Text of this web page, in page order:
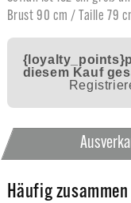
Brust 90 cm / Taille 79
diesem Kauf
Häufig